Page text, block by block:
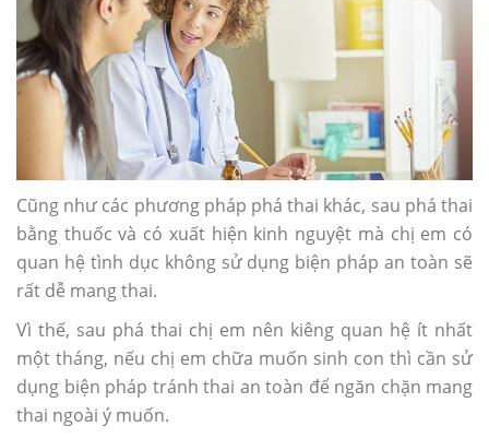
Cũng như các phương pháp phá thai khác, sau phá thai
bằng thuốc và có xuất hiện kinh nguyệt mà chị em có
quan hệ tình dục không sử dụng biện pháp an toàn sẽ
rất dễ mang thai.
Vì thế, sau phá thai chị em nên kiêng quan hệ ít nhất
một tháng, nếu chị em chữa muốn sinh con thì cần sử
dụng biện pháp tránh thai an toàn để ngăn chặn mang
thai ngoài ý muốn.